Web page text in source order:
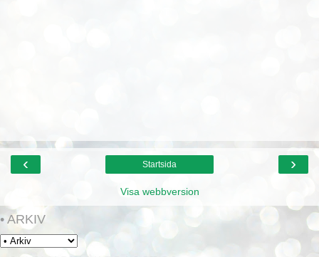
‹ ›
Startsida
Visa webbversion
• ARKIV